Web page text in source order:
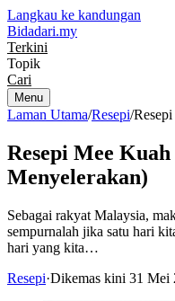
Langkau ke kandungan
Bidadari.my
Terkini
Topik
Cari
Menu
Laman Utama/Resepi/
Resepi Mee
Menyelerakan)
Sebagai rakyat Malaysia,
sempurnalah jika satu hari
hari yang kita…
Resepi·Dikemas kini 31 Mei